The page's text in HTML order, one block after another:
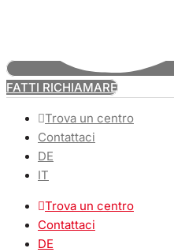
FATTI RICHIAMARE
Trova un centro
Contattaci
DE
IT
Trova un centro
Contattaci
DE